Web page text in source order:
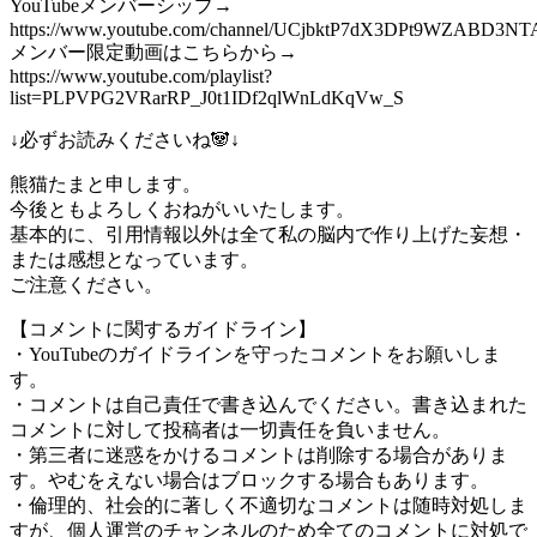
YouTubeメンバーシップ→
https://www.youtube.com/channel/
メンバー限定動画はこちらから→
https://www.youtube.com/playlist?
list=PLPVPG2VRarRP_J0t1IDf2qlWnLdKqVw_S
↓必ずお読みくださいね🐼↓
熊猫たまと申します。
今後ともよろしくおねがいいたします。
基本的に、引用情報以外は全て私の脳内で作り上げた妄想・
または感想となっています。
ご注意ください。
【コメントに関するガイドライン】
・YouTubeのガイドラインを守ったコメントをお願いしま
す。
・コメントは自己責任で書き込んでください。書き込まれた
コメントに対して投稿者は一切責任を負いません。
・第三者に迷惑をかけるコメントは削除する場合がありま
す。やむをえない場合はブロックする場合もあります。
・倫理的、社会的に著しく不適切なコメントは随時対処しま
すが、個人運営のチャンネルのため全てのコメントに対処で